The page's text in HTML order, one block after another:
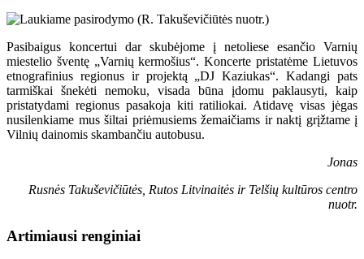
Pasibaigus koncertui dar skubėjome į netoliese esančio Varnių
miestelio šventę „Varnių kermošius“. Koncerte pristatėme Lietuvos
etnografinius regionus ir projektą „DJ Kaziukas“. Kadangi pats
tarmiškai šnekėti nemoku, visada būna įdomu paklausyti, kaip
pristatydami regionus pasakoja kiti ratiliokai. Atidavę visas jėgas
nusilenkiame mus šiltai priėmusiems žemaičiams ir naktį grįžtame į
Vilnių dainomis skambančiu autobusu.
Jonas
Rusnės Takuševičiūtės, Rutos Litvinaitės ir Telšių kultūros centro
nuotr.
Artimiausi renginiai